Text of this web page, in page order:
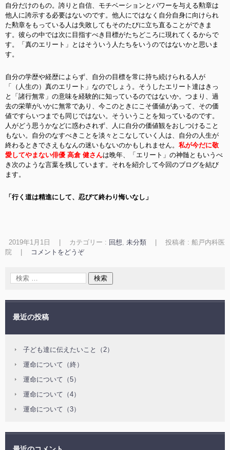
自分だけのもの。誇りと自信、モチベーションとパワーを与える勲章は
他人に誇示する必要はないのです。他人にではなく自分自身に向けられ
た勲章をもっている人は失敗してもそのたびに立ち直ることができま
す。彼らの中では次に目指すべき目標がたちどころに現れてくるからで
す。「真のエリート」とはそういう人たちをいうのではないかと思いま
す。
自分の学歴や経歴によらず、自分の目標を常に持ち続けられる人が
「（人生の）真のエリート」なのでしょう。そうしたエリート達はきっ
と「諸行無常」の意味を経験的に知っているのではないか。つまり、過
去の栄華がいかに無常であり、今このときにこそ価値があって、その価
値ですらいつまでも同じではない。そういうことを知っているのです。
人がどう思うかなどに惑わされず、人に自分の価値観をおしつけること
もない。自分のなすべきことを淡々とこなしていく人は、自分の人生が
終わるときでさえもなんの迷いもないのかもしれません。 私が今だに敬
愛してやまない俳優 高倉 健さんは晩年、「エリート」の神髄ともいうべ
き次のような言葉を残しています。それを紹介して今回のブログを結び
ます。
「行く道は精進にして、忍びて終わり悔いなし」
2019年1月1日 カテゴリー : 回想, 未分類
投稿者 : 船戸内科医
院
コメントをどうぞ
最近の投稿
子ども達に伝えたいこと（2）
運命について（終）
運命について（5）
運命について（4）
運命について（3）